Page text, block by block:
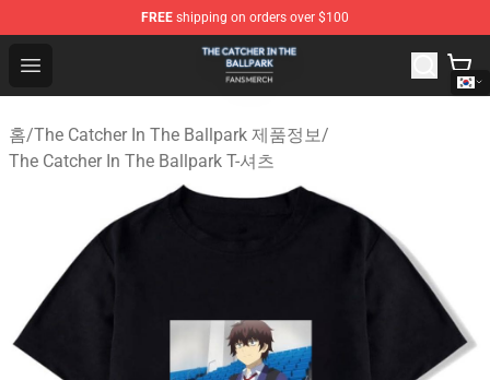
FREE shipping on orders over $100
Open menu
The Catcher In The Ballpark Shop - Official The Catcher
홈/The Catcher In The Ballpark 제품정보/
The Catcher In The Ballpark T-셔츠